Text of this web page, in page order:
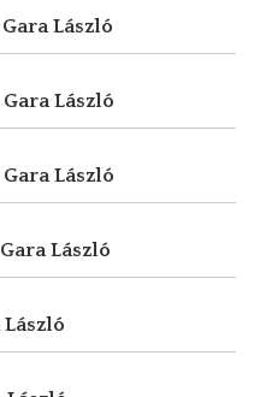
Gara László
Gara László
Gara László
Gara László
László